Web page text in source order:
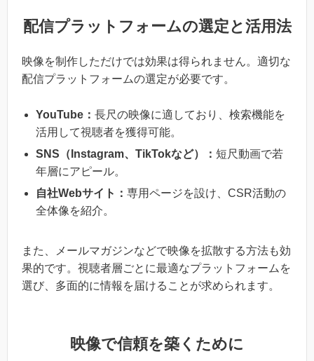
配信プラットフォームの選定と活用法
映像を制作しただけでは効果は得られません。適切な
配信プラットフォームの選定が必要です。
YouTube： 長尺の映像に適しており、検索機能を
活用して視聴者を獲得可能。
SNS （Instagram、TikTokなど）： 短尺動画で若
年層にアピール。
自社Webサイト： 専用ページを設け、CSR活動の
全体像を紹介。
また、メールマガジンなどで映像を拡散する方法も効
果的です。視聴者層ごとに最適なプラットフォームを
選び、多面的に情報を届けることが求められます。
映像で信頼を築くために